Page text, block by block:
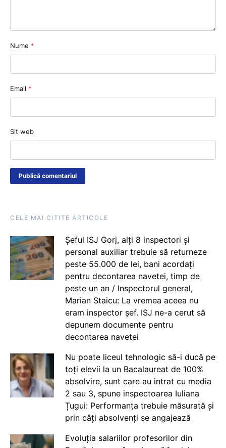
Nume *
Email *
Sit web
CELE MAI CITITE ARTICOLE
Șeful ISJ Gorj, alți 8 inspectori și
personal auxiliar trebuie să returneze
peste 55.000 de lei, bani acordați
pentru decontarea navetei, timp de
peste un an / Inspectorul general,
Marian Staicu: La vremea aceea nu
eram inspector șef. ISJ ne-a cerut să
depunem documente pentru
decontarea navetei
Nu poate liceul tehnologic să-i ducă pe
toți elevii la un Bacalaureat de 100%
absolvire, sunt care au intrat cu media
2 sau 3, spune inspectoarea Iuliana
Țugui: Performanța trebuie măsurată și
prin câți absolvenți se angajează
Evoluția salariilor profesorilor din